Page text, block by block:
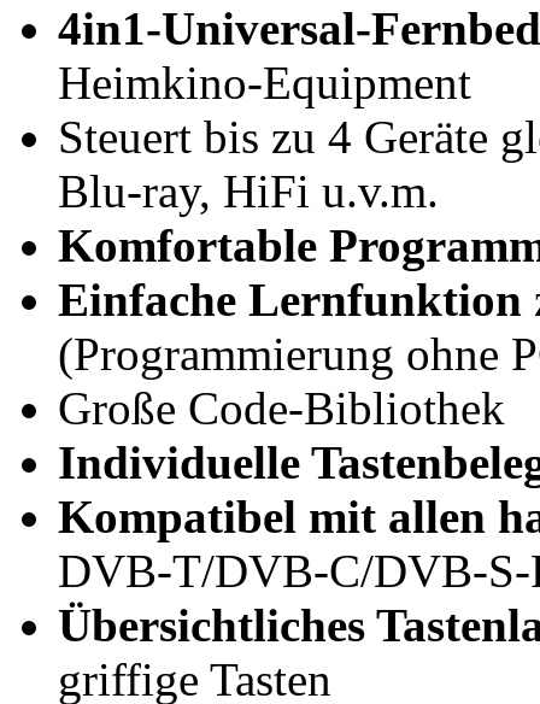
4in1-Universal-
Heimkino-Equipment
Steuert bis zu 4 Geräte
Blu-ray, HiFi u.v.m.
Komfortable
Einfache Lernfunktion
(Programmierung ohne
Große Code-Bibliothek
Individuelle
Kompatibel mit allen
DVB-T/DVB-C/DVB-S-
Übersichtliches
griffige Tasten